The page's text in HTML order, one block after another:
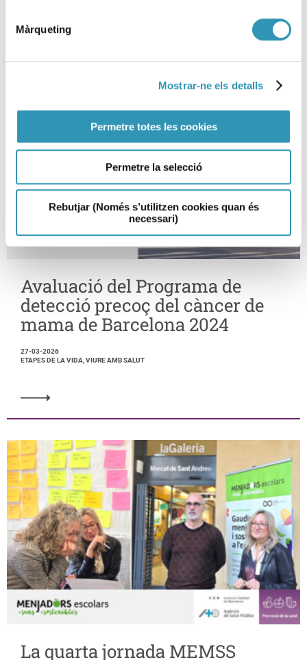
Màrqueting
Mostrar-ne els detalls
Permetre totes les cookies
Permetre la selecció
Rebutjar (Només s’utilitzen cookies quan és
necessari)
Avaluació del Programa de
detecció precoç del càncer de
mama de Barcelona 2024
27-03-2026
ETAPES DE LA VIDA, VIURE AMB SALUT
La quarta jornada MEMSS